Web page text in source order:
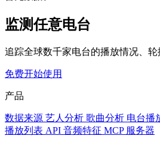
监测任意电台
追踪全球数千家电台的播放情况、轮
免费开始使用
产品
数据来源 艺人分析 歌曲分析 电台播
播放列表 API 音频特征 MCP 服务器